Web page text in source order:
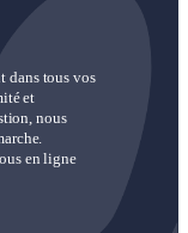
dans tous vos
et
nous
en ligne